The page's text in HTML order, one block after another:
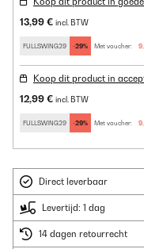
13,99 € incl. BTW
FULLSWING29 -29% Met voucher:
Koop dit product in
12,99 € incl. BTW
FULLSWING29 -29% Met voucher:
Direct leverbaar
Levertijd: 1 dag
14 dagen retourrecht